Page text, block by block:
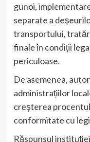
gunoi,
separate a
transportului,
finale în condiții
periculoase.
De asemenea,
administrațiilor
creșterea
conformitate cu
Răspunsul